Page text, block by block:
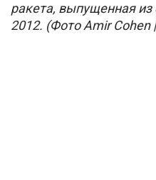
ракета, выпущенная из
2012. (Фото Amir Cohen